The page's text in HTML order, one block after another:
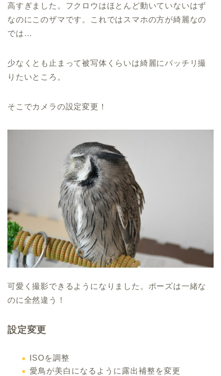
高すぎました。フクロウはほとんど動いていないはず
なのにこのザマです。これではスマホの方が綺麗なの
では…
少なくとも止まって被写体くらいは綺麗にバッチリ撮
りたいところ。
そこでカメラの設定変更！
可愛く撮影できるようになりました。ポーズは一緒な
のに全然違う！
設定変更
ISOを調整
愛鳥が美白になるように露出補整を変更